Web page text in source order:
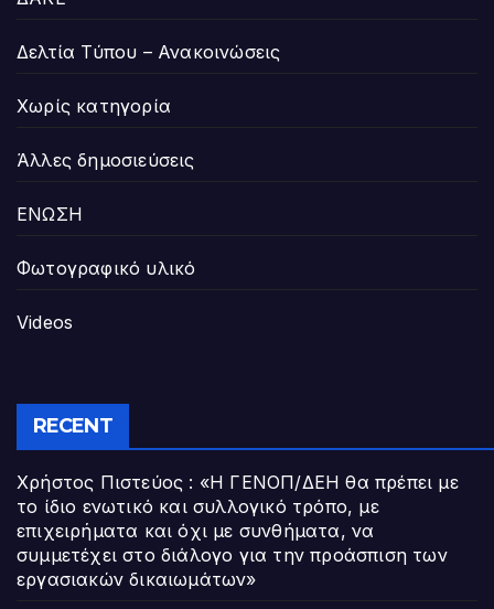
Δελτία Τύπου – Ανακοινώσεις
Χωρίς κατηγορία
Άλλες δημοσιεύσεις
ΕΝΩΣΗ
Φωτογραφικό υλικό
Videos
RECENT
Χρήστος Πιστεύος : «Η ΓΕΝΟΠ/ΔΕΗ θα πρέπει με
το ίδιο ενωτικό και συλλογικό τρόπο, με
επιχειρήματα και όχι με συνθήματα, να
συμμετέχει στο διάλογο για την προάσπιση των
εργασιακών δικαιωμάτων»